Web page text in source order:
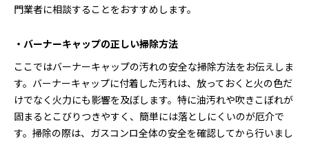
門業者に相談することをおすすめします。
・バーナーキャップの正しい掃除方法
ここではバーナーキャップの汚れの安全な掃除方法をお伝えしま
す。バーナーキャップに付着した汚れは、放っておくと火の色だ
けでなく火力にも影響を及ぼします。特に油汚れや吹きこぼれが
固まるとこびりつきやすく、簡単には落としにくいのが厄介で
す。掃除の際は、ガスコンロ全体の安全を確認してから行いまし